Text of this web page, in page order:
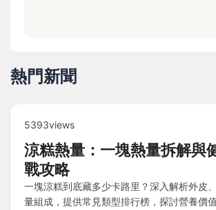
熱門新聞
5393views
涼糕熱量：一塊熱量拆解與
戰攻略
一塊涼糕到底藏多少卡路里？深入解析外皮
量組成，提供常見類型排行榜，探討營養價